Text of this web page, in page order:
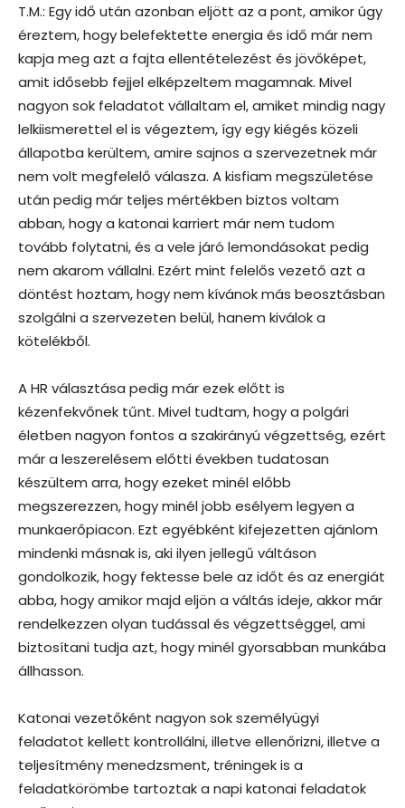
T.M.: Egy idő után azonban eljött az a pont, amikor úgy
éreztem, hogy belefektette energia és idő már nem
kapja meg azt a fajta ellentételezést és jövőképet,
amit idősebb fejjel elképzeltem magamnak. Mivel
nagyon sok feladatot vállaltam el, amiket mindig nagy
lelkiismerettel el is végeztem, így egy kiégés közeli
állapotba kerültem, amire sajnos a szervezetnek már
nem volt megfelelő válasza. A kisfiam megszületése
után pedig már teljes mértékben biztos voltam
abban, hogy a katonai karriert már nem tudom
tovább folytatni, és a vele járó lemondásokat pedig
nem akarom vállalni. Ezért mint felelős vezető azt a
döntést hoztam, hogy nem kívánok más beosztásban
szolgálni a szervezeten belül, hanem kiválok a
kötelékből.
A HR választása pedig már ezek előtt is
kézenfekvőnek tűnt. Mivel tudtam, hogy a polgári
életben nagyon fontos a szakirányú végzettség, ezért
már a leszerelésem előtti években tudatosan
készültem arra, hogy ezeket minél előbb
megszerezzen, hogy minél jobb esélyem legyen a
munkaerőpiacon. Ezt egyébként kifejezetten ajánlom
mindenki másnak is, aki ilyen jellegű váltáson
gondolkozik, hogy fektesse bele az időt és az energiát
abba, hogy amikor majd eljön a váltás ideje, akkor már
rendelkezzen olyan tudással és végzettséggel, ami
biztosítani tudja azt, hogy minél gyorsabban munkába
állhasson.
Katonai vezetőként nagyon sok személyügyi
feladatot kellett kontrollálni, illetve ellenőrizni, illetve a
teljesítmény menedzsment, tréningek is a
feladatkörömbe tartoztak a napi katonai feladatok